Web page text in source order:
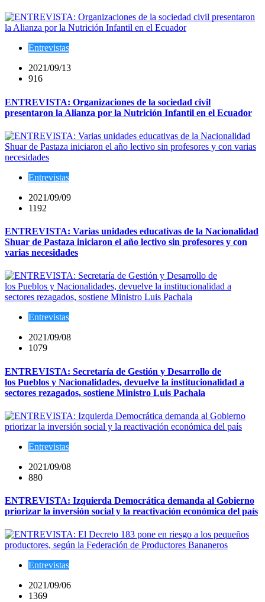
Entrevistas
2021/09/13
916
ENTREVISTA: Organizaciones de la sociedad civil
presentaron la Alianza por la Nutrición Infantil en el Ecuador
Entrevistas
2021/09/09
1192
ENTREVISTA: Varias unidades educativas de la Nacionalidad
Shuar de Pastaza iniciaron el año lectivo sin profesores y con
varias necesidades
Entrevistas
2021/09/08
1079
ENTREVISTA: Secretaría de Gestión y Desarrollo de
los Pueblos y Nacionalidades, devuelve la institucionalidad a
sectores rezagados, sostiene Ministro Luis Pachala
Entrevistas
2021/09/08
880
ENTREVISTA: Izquierda Democrática demanda al Gobierno
priorizar la inversión social y la reactivación económica del país
Entrevistas
2021/09/06
1369